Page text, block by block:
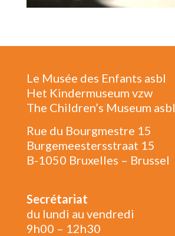
Le Musée des Enfants asbl
Het Kindermuseum vzw
The Children’s Museum asbl
Rue du Bourgmestre 15
Burgemeestersstraat 15
B-1050 Bruxelles – Brussel
Secrétariat
du lundi au vendredi
9h00 – 12h30